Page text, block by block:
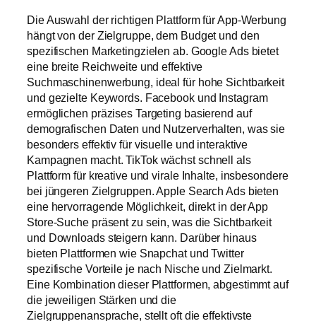
Die Auswahl der richtigen Plattform für App-Werbung
hängt von der Zielgruppe, dem Budget und den
spezifischen Marketingzielen ab. Google Ads bietet
eine breite Reichweite und effektive
Suchmaschinenwerbung, ideal für hohe Sichtbarkeit
und gezielte Keywords. Facebook und Instagram
ermöglichen präzises Targeting basierend auf
demografischen Daten und Nutzerverhalten, was sie
besonders effektiv für visuelle und interaktive
Kampagnen macht. TikTok wächst schnell als
Plattform für kreative und virale Inhalte, insbesondere
bei jüngeren Zielgruppen. Apple Search Ads bieten
eine hervorragende Möglichkeit, direkt in der App
Store-Suche präsent zu sein, was die Sichtbarkeit
und Downloads steigern kann. Darüber hinaus
bieten Plattformen wie Snapchat und Twitter
spezifische Vorteile je nach Nische und Zielmarkt.
Eine Kombination dieser Plattformen, abgestimmt auf
die jeweiligen Stärken und die
Zielgruppenansprache, stellt oft die effektivste